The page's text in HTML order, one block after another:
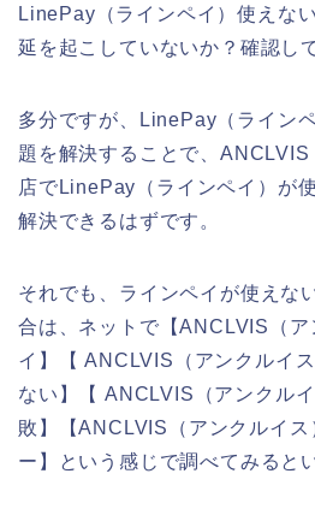
LinePay（ラインペイ）使えな
延を起こしていないか？確認し
多分ですが、LinePay（ライン
題を解決することで、
店でLinePay（ラインペイ）が
解決できるはずです。
それでも、ラインペイが使えな
合は、ネットで【ANCLVIS（
イ】【 ANCLVIS（アンクルイ
ない】【 ANCLVIS（アンクル
敗】【ANCLVIS（アンクルイ
ー】という感じで調べてみると